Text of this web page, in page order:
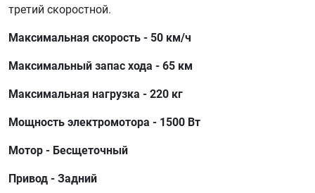
третий скоростной.
Максимальная скорость - 50 км/ч
Максимальный запас хода - 65 км
Максимальная нагрузка - 220 кг
Мощность электромотора - 1500 Вт
Мотор - Бесщеточный
Привод - Задний